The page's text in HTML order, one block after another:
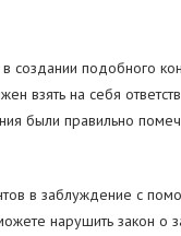
создании подобного
взять на себя
были правильно
в заблуждение с
нарушить закон о